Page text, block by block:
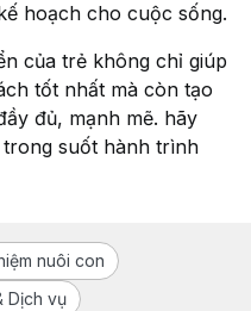
hoạch cho cuộc sống.
của trẻ không chỉ giúp
tốt nhất mà còn tạo
đủ, mạnh mẽ. hãy
suốt hành trình
nuôi con
Dịch vụ